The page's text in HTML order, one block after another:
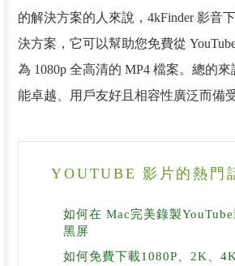
的解決方案的人來說，4kFinder 影音
決方案，它可以幫助您免費從
為 1080p 全高清的 MP4 檔案。總的來
能卓越、用戶友好且相容性廣泛而備
YOUTUBE 影片的熱門
如何在 Mac完美錄製
黑屏
如何免費下載1080P、2K、